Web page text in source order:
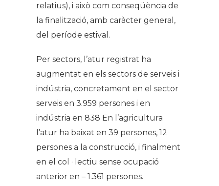
relatius), i això com conseqüència de
la finalització, amb caràcter general,
del període estival.
Per sectors, l’atur registrat ha
augmentat en els sectors de serveis i
indústria, concretament en el sector
serveis en 3.959 persones i en
indústria en 838 En l’agricultura
l’atur ha baixat en 39 persones, 12
persones a la construcció, i finalment
en el col · lectiu sense ocupació
anterior en – 1.361 persones.